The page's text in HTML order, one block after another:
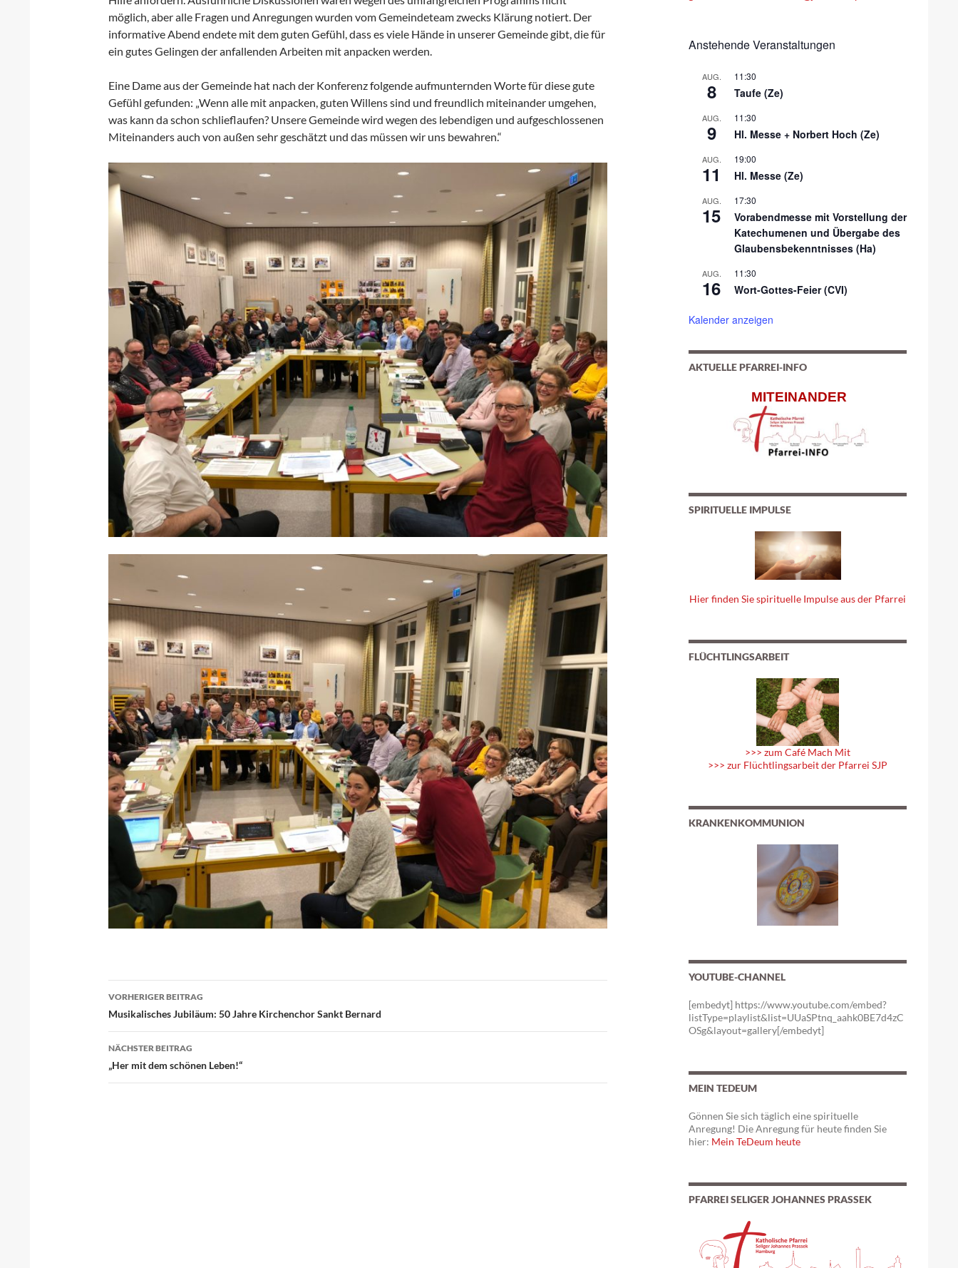
möglich, aber alle Fragen und Anregungen wurden vom Gemeindeteam zwecks Klärung notiert. Der
informative Abend endete mit dem guten Gefühl, dass es viele Hände in unserer Gemeinde gibt, die für
ein gutes Gelingen der anfallenden Arbeiten mit anpacken werden.
Eine Dame aus der Gemeinde hat nach der Konferenz folgende aufmunternden Worte für diese gute
Gefühl gefunden: „Wenn alle mit anpacken, guten Willens sind und freundlich miteinander umgehen,
was kann da schon schlieflaufen? Unsere Gemeinde wird wegen des lebendigen und aufgeschlossenen
Miteinanders auch von außen sehr geschätzt und das müssen wir uns bewahren.“
Beitragsnavigation
VORHERIGER BEITRAG
Musikalisches Jubiläum: 50 Jahre Kirchenchor Sankt Bernard
NÄCHSTER BEITRAG
„Her mit dem schönen Leben!“
Anstehende Veranstaltungen
AUG.
8
11:30
Taufe (Ze)
AUG.
9
11:30
Hl. Messe + Norbert Hoch (Ze)
AUG.
11
19:00
Hl. Messe (Ze)
AUG.
15
17:30
Vorabendmesse mit Vorstellung der
Katechumenen und Übergabe des
Glaubensbekenntnisses (Ha)
AUG.
16
11:30
Wort-Gottes-Feier (CVI)
Kalender anzeigen
AKTUELLE PFARREI-INFO
MITEINANDER
SPIRITUELLE IMPULSE
Hier finden Sie spirituelle Impulse aus der Pfarrei
FLÜCHTLINGSARBEIT
>>> zum Café Mach Mit
>>> zur Flüchtlingsarbeit der Pfarrei SJP
KRANKENKOMMUNION
YOUTUBE-CHANNEL
[embedyt] https://www.youtube.com/embed?
listType=playlist&list=UUaSPtnq_aahk0BE7d4zC
OSg&layout=gallery[/embedyt]
MEIN TEDEUM
Gönnen Sie sich täglich eine spirituelle
Anregung! Die Anregung für heute finden Sie
hier: Mein TeDeum heute
PFARREI SELIGER JOHANNES PRASSEK